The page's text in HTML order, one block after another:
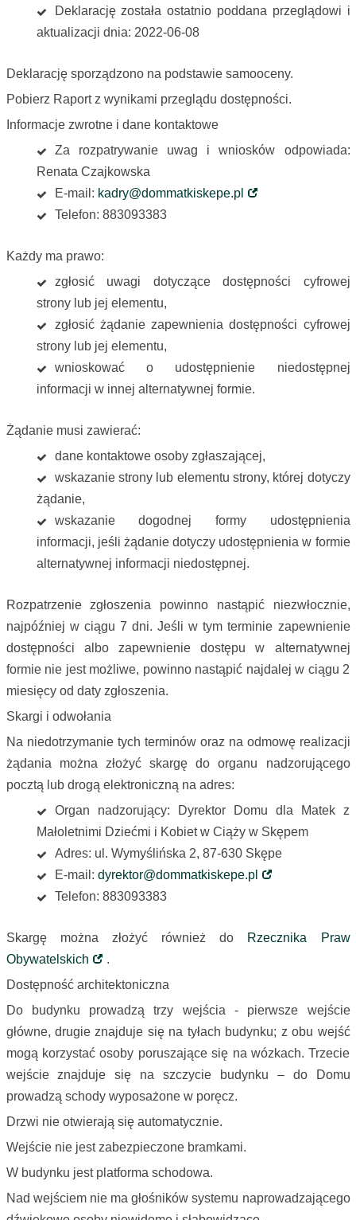
Deklarację została ostatnio poddana przeglądowi i
aktualizacji dnia: 2022-06-08
Deklarację sporządzono na podstawie samooceny.
Pobierz Raport z wynikami przeglądu dostępności.
Informacje zwrotne i dane kontaktowe
Za rozpatrywanie uwag i wniosków odpowiada:
Renata Czajkowska
E-mail: kadry@dommatkiskepe.pl
Telefon: 883093383
Każdy ma prawo:
zgłosić uwagi dotyczące dostępności cyfrowej
strony lub jej elementu,
zgłosić żądanie zapewnienia dostępności cyfrowej
strony lub jej elementu,
wnioskować o udostępnienie niedostępnej
informacji w innej alternatywnej formie.
Żądanie musi zawierać:
dane kontaktowe osoby zgłaszającej,
wskazanie strony lub elementu strony, której dotyczy
żądanie,
wskazanie dogodnej formy udostępnienia
informacji, jeśli żądanie dotyczy udostępnienia w formie
alternatywnej informacji niedostępnej.
Rozpatrzenie zgłoszenia powinno nastąpić niezwłocznie,
najpóźniej w ciągu 7 dni. Jeśli w tym terminie zapewnienie
dostępności albo zapewnienie dostępu w alternatywnej
formie nie jest możliwe, powinno nastąpić najdalej w ciągu 2
miesięcy od daty zgłoszenia.
Skargi i odwołania
Na niedotrzymanie tych terminów oraz na odmowę realizacji
żądania można złożyć skargę do organu nadzorującego
pocztą lub drogą elektroniczną na adres:
Organ nadzorujący: Dyrektor Domu dla Matek z
Małoletnimi Dziećmi i Kobiet w Ciąży w Skępem
Adres: ul. Wymyślińska 2, 87-630 Skępe
E-mail: dyrektor@dommatkiskepe.pl
Telefon: 883093383
Skargę można złożyć również do Rzecznika Praw
Obywatelskich
.
Dostępność architektoniczna
Do budynku prowadzą trzy wejścia - pierwsze wejście
główne, drugie znajduje się na tyłach budynku; z obu wejść
mogą korzystać osoby poruszające się na wózkach. Trzecie
wejście znajduje się na szczycie budynku – do Domu
prowadzą schody wyposażone w poręcz.
Drzwi nie otwierają się automatycznie.
Wejście nie jest zabezpieczone bramkami.
W budynku jest platforma schodowa.
Nad wejściem nie ma głośników systemu naprowadzającego